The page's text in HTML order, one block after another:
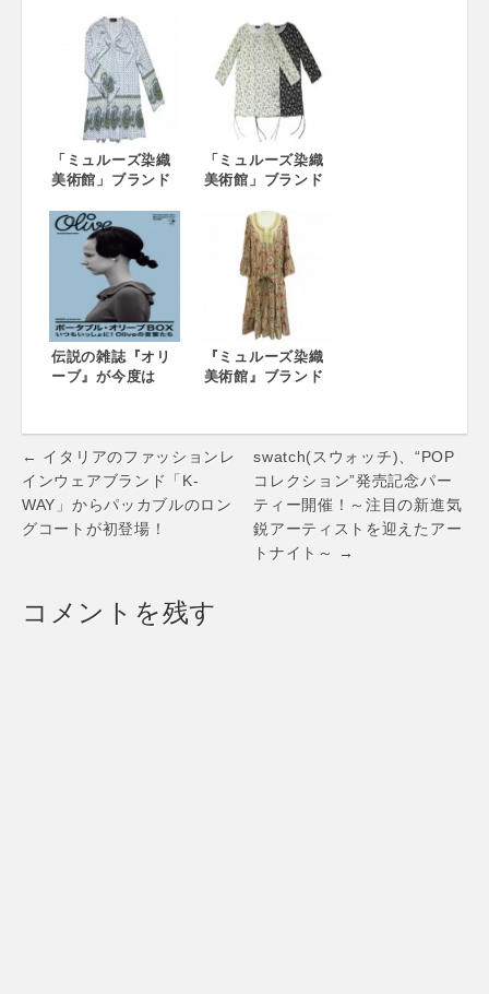
『MEDE19F』か
ら、ワンピースな
ど3商品を5月18日
より発売開始 ～18
世紀の職人が生み
出したデザインを
衣服に再現～
『element of
SIMPLE LIFE (エ
レメントオブシン
プルライフ)』から
新発売
「ミュルーズ染織
美術館」ブランド
『Marisa
Grace(マリサグレ
ース)』から発売
「ミュルーズ染織
美術館」ブランド
『KEITH(キー
ス)』からプルオー
バーを発売
伝説の雑誌『オリ
ーブ』が今度は
70周年記念プロジ
ェクト 今回のテー
マは「いっしょに
持ち歩けるオリー
ブ」
『ミュルーズ染織
美術館』ブランド
femmeから初めて
の発売へ
Post
navigation
← イタリアのファッションレ
インウェアブランド「K-
WAY」からパッカブルのロン
グコートが初登場！
swatch(スウォッチ)、“POP
コレクション”発売記念パー
ティー開催！～注目の新進気
鋭アーティストを迎えたアー
トナイト～ →
コメントを残す